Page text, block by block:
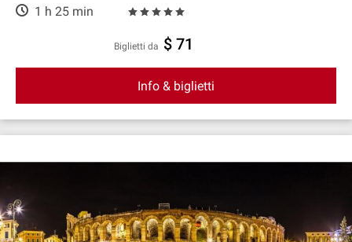
1 h 25 min
Biglietti da $ 71
Info & biglietti